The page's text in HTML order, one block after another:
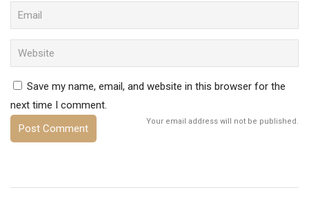
Save my name, email, and website in this browser for the
next time I comment.
Your email address will not be published.